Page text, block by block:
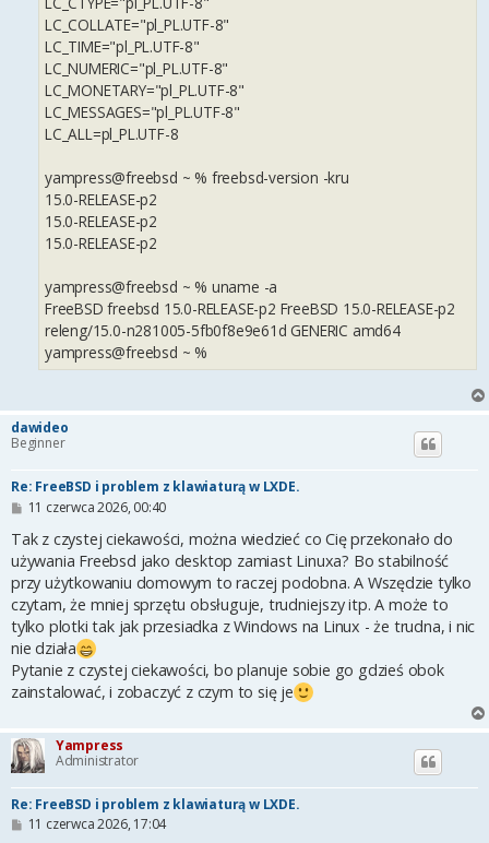
LC_COLLATE="pl_PL.UTF-8"
LC_TIME="pl_PL.UTF-8"
LC_NUMERIC="pl_PL.UTF-8"
LC_MONETARY="pl_PL.UTF-8"
LC_MESSAGES="pl_PL.UTF-8"
LC_ALL=pl_PL.UTF-8
yampress@freebsd ~ % freebsd-version -kru
15.0-RELEASE-p2
15.0-RELEASE-p2
15.0-RELEASE-p2
yampress@freebsd ~ % uname -a
FreeBSD freebsd 15.0-RELEASE-p2 FreeBSD 15.0-RELEASE-p2
releng/15.0-n281005-5fb0f8e9e61d GENERIC amd64
yampress@freebsd ~ %
dawideo
Beginner
Re: FreeBSD i problem z klawiaturą w LXDE.
P
s
t
11 czerwca 2026, 00:40
Tak z czystej ciekawości, można wiedzieć co Cię przekonało do
używania Freebsd jako desktop zamiast Linuxa? Bo stabilność
przy użytkowaniu domowym to raczej podobna. A Wszędzie tylko
czytam, że mniej sprzętu obsługuje, trudniejszy itp. A może to
tylko plotki tak jak przesiadka z Windows na Linux - że trudna, i nic
nie działa
Pytanie z czystej ciekawości, bo planuje sobie go gdzieś obok
zainstalować, i zobaczyć z czym to się je
Yampress
Administrator
Re: FreeBSD i problem z klawiaturą w LXDE.
P11 czerwca 2026, 17:04